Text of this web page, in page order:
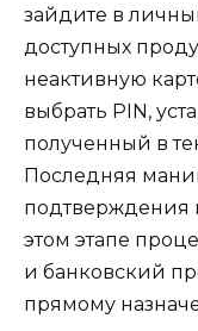
зайдите в
доступных
неактивную
выбрать PIN,
полученный в
Последняя
подтверждения
этом этапе
и банковский
прямому